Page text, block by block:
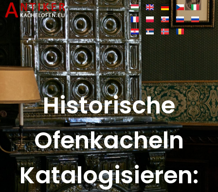
Historische
Ofenkacheln
Katalogisieren: